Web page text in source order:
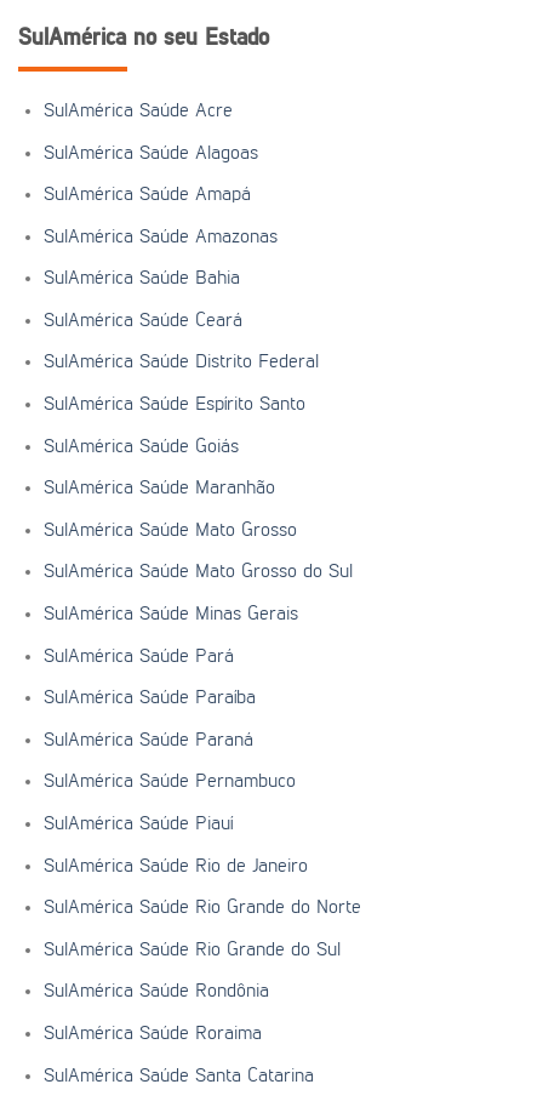
SulAmérica no seu Estado
SulAmérica Saúde Acre
SulAmérica Saúde Alagoas
SulAmérica Saúde Amapá
SulAmérica Saúde Amazonas
SulAmérica Saúde Bahia
SulAmérica Saúde Ceará
SulAmérica Saúde Distrito Federal
SulAmérica Saúde Espírito Santo
SulAmérica Saúde Goiás
SulAmérica Saúde Maranhão
SulAmérica Saúde Mato Grosso
SulAmérica Saúde Mato Grosso do Sul
SulAmérica Saúde Minas Gerais
SulAmérica Saúde Pará
SulAmérica Saúde Paraíba
SulAmérica Saúde Paraná
SulAmérica Saúde Pernambuco
SulAmérica Saúde Piauí
SulAmérica Saúde Rio de Janeiro
SulAmérica Saúde Rio Grande do Norte
SulAmérica Saúde Rio Grande do Sul
SulAmérica Saúde Rondônia
SulAmérica Saúde Roraima
SulAmérica Saúde Santa Catarina